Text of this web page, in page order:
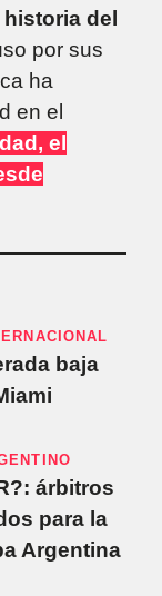
del
por sus
ha
en el
el
baja
árbitros
para la
Argentina